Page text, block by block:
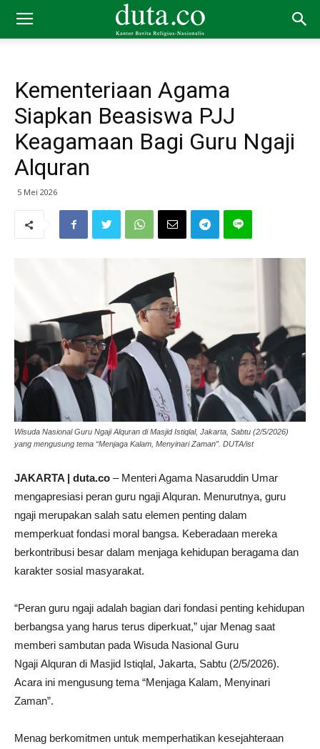
Kementeriaan Agama
Siapkan Beasiswa PJJ
Keagamaan Bagi Guru Ngaji
Alquran
5 Mei 2026
Wisuda Nasional Guru Ngaji Alquran di Masjid Istiqlal, Jakarta, Sabtu (2/5/2026)
yang mengusung tema “Menjaga Kalam, Menyinari Zaman”. DUTA/ist
JAKARTA | duta.co – Menteri Agama Nasaruddin Umar
mengapresiasi peran guru ngaji Alquran. Menurutnya, guru
ngaji merupakan salah satu elemen penting dalam
memperkuat fondasi moral bangsa. Keberadaan mereka
berkontribusi besar dalam menjaga kehidupan beragama dan
karakter sosial masyarakat.
“Peran guru ngaji adalah bagian dari fondasi penting kehidupan
berbangsa yang harus terus diperkuat,” ujar Menag saat
memberi sambutan pada Wisuda Nasional Guru
Ngaji Alquran di Masjid Istiqlal, Jakarta, Sabtu (2/5/2026).
Acara ini mengusung tema “Menjaga Kalam, Menyinari
Zaman”.
Menag berkomitmen untuk memperhatikan kesejahteraan